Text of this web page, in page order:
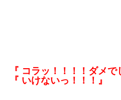
『 コラッ！！！！ダメで
『 いけないっ！！！』